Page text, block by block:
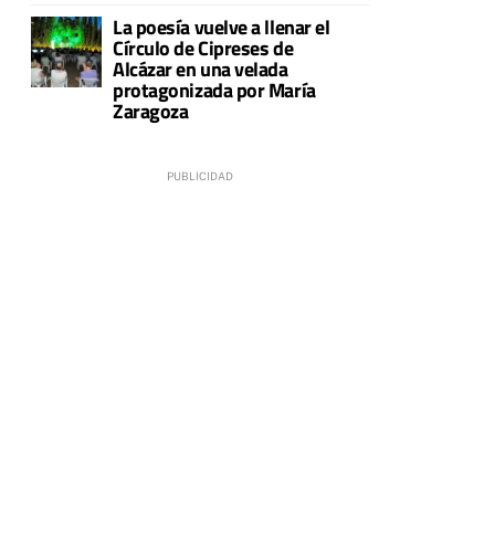
La poesía vuelve a llenar el
Círculo de Cipreses de
Alcázar en una velada
protagonizada por María
Zaragoza